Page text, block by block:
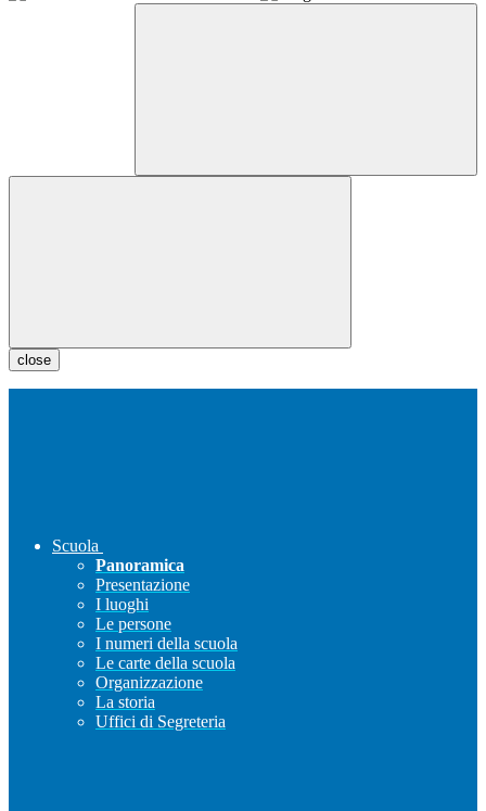
close
Scuola
Panoramica
Presentazione
I luoghi
Le persone
I numeri della scuola
Le carte della scuola
Organizzazione
La storia
Uffici di Segreteria